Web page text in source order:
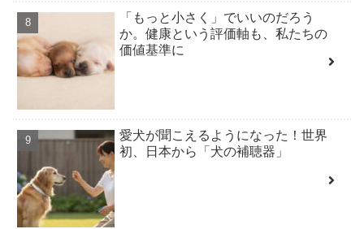
「もっと小さく」でいいのだろう
か。健康という評価軸も、私たちの
価値基準に
愛犬が聞こえるようになった！世界
初、日本から「犬の補聴器」